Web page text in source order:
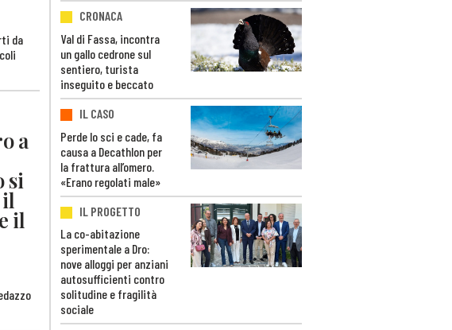
da
a
si
il
il
CRONACA
Val di Fassa, incontra
un gallo cedrone sul
sentiero, turista
inseguito e beccato
IL CASO
Perde lo sci e cade, fa
causa a Decathlon per
la frattura all’omero.
«Erano regolati male»
IL PROGETTO
La co-abitazione
sperimentale a Dro:
nove alloggi per anziani
autosufficienti contro
solitudine e fragilità
sociale